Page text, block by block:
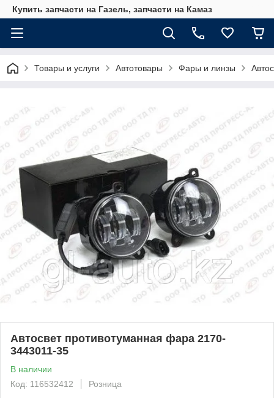
Купить запчасти на Газель, запчасти на Камаз
Товары и услуги Автотовары Фары и линзы
Автосвет противотуманная фара 2170-
3443011-35
В наличии
Код: 116532412
Розница